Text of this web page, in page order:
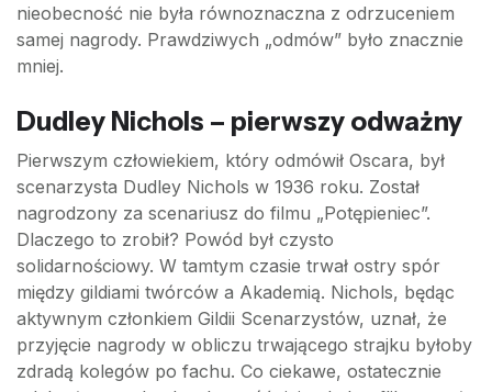
nieobecność nie była równoznaczna z odrzuceniem
samej nagrody. Prawdziwych „odmów” było znacznie
mniej.
Dudley Nichols – pierwszy odważny
Pierwszym człowiekiem, który odmówił Oscara, był
scenarzysta Dudley Nichols w 1936 roku. Został
nagrodzony za scenariusz do filmu „Potępieniec”.
Dlaczego to zrobił? Powód był czysto
solidarnościowy. W tamtym czasie trwał ostry spór
między gildiami twórców a Akademią. Nichols, będąc
aktywnym członkiem Gildii Scenarzystów, uznał, że
przyjęcie nagrody w obliczu trwającego strajku byłoby
zdradą kolegów po fachu. Co ciekawe, ostatecznie